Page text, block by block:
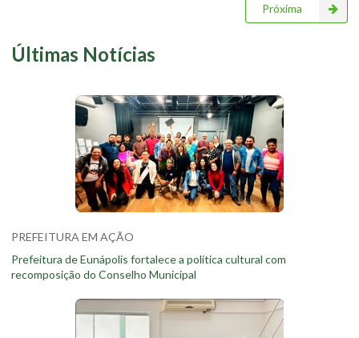
Próxima
Últimas Notícias
PREFEITURA EM AÇÃO
Prefeitura de Eunápolis fortalece a política cultural com
recomposição do Conselho Municipal